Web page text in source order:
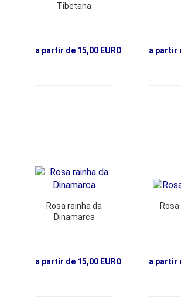
Tibetana
a partir de 15,00 EURO a partir
Rosa rainha da
Dinamarca
a partir de 15,00 EURO a partir